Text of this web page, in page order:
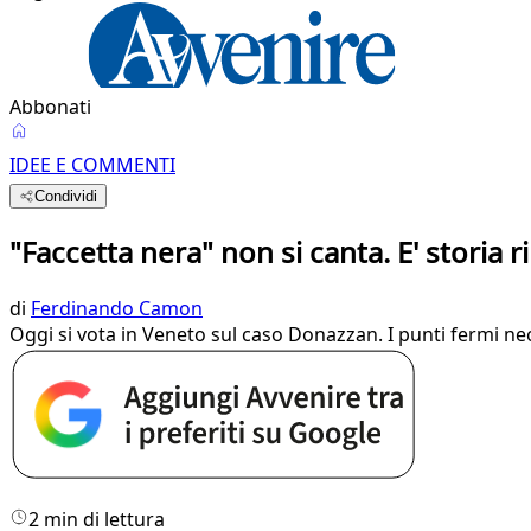
Abbonati
IDEE E COMMENTI
Condividi
"Faccetta nera" non si canta. E' storia
di Ferdinando Camon
Oggi si vota in Veneto sul caso Donazzan. I punti fermi
2 min di lettura